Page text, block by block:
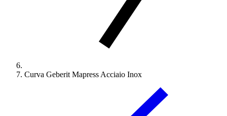
Curva Geberit Mapress Acciaio Inox